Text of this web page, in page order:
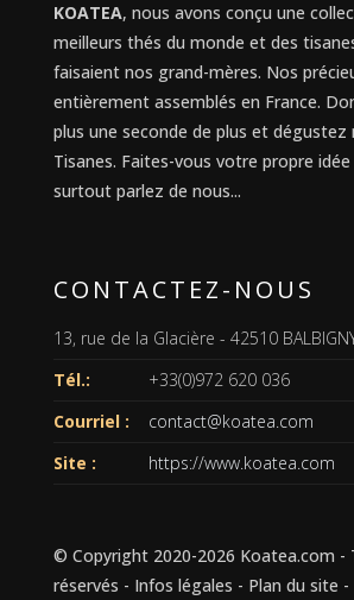
KOATEA, nous avons conçu une
meilleurs thés du monde et des
faisaient nos grand-mères. Nos
entièrement assemblés en France.
plus une seconde de plus et dégustez
Tisanes. Faites-vous votre propre
surtout parlez de nous...
CONTACTEZ-NOUS
13, rue de la Glacière - 42510
Tél.:
+33(0)972 620 036
Courriel :
contact@koatea.com
Site :
https://www.koatea.com
© Copyright 2020-2026 Koatea.com -
réservés - Infos légales - Plan du site -